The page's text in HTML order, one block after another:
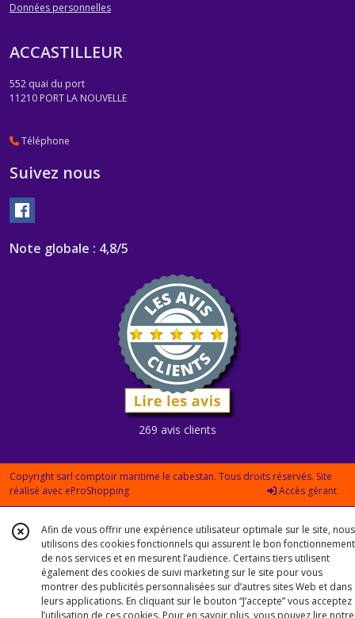
Données personnelles
ACCASTILLEUR
552 quai du port
11210 PORT LA NOUVELLE
Téléphone
Suivez nous
Note globale : 4,8/5
269 avis clients
Copyright sarl comptoir maritime le cabestan. Tous droits réservés. Site
réalisé avec eProShopping Accès gérant
Afin de vous offrir une expérience utilisateur optimale sur le site, nous
utilisons des cookies fonctionnels qui assurent le bon fonctionnement
de nos services et en mesurent l’audience. Certains tiers utilisent
également des cookies de suivi marketing sur le site pour vous
montrer des publicités personnalisées sur d’autres sites Web et dans
leurs applications. En cliquant sur le bouton “J’accepte” vous acceptez
l’utilisation de ces cookies. Pour en savoir plus, vous pouvez lire notre